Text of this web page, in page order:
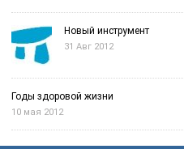
Новый инструмент
31 Авг 2012
Годы здоровой жизни
10 мая 2012